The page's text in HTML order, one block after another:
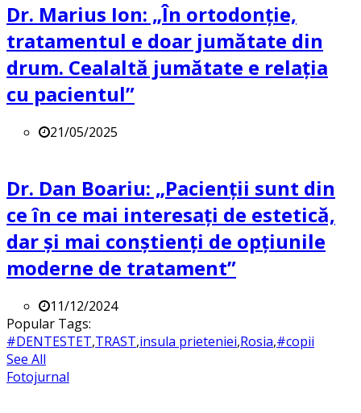
Dr. Marius Ion: „În ortodonție,
tratamentul e doar jumătate din
drum. Cealaltă jumătate e relația
cu pacientul”
21/05/2025
Dr. Dan Boariu: „Pacienții sunt din
ce în ce mai interesați de estetică,
dar și mai conștienți de opțiunile
moderne de tratament”
11/12/2024
Popular Tags:
#DENTESTET,TRAST,insula prieteniei,Rosia,#copii
See All
Fotojurnal